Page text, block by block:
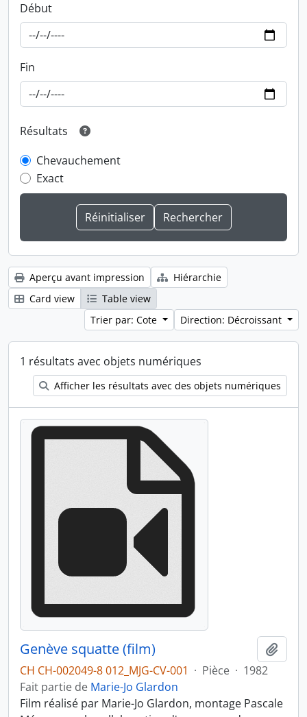
Début
Fin
Résultats
Chevauchement
Exact
Aperçu avant impression
Hiérarchie
Card view
Table view
Trier par: Cote
Direction: Décroissant
1 résultats avec objets numériques
Afficher les résultats avec des objets numériques
Genève squatte (film)
CH CH-002049-8 012_MJG-CV-001 · Pièce · 1982
Fait partie de Marie-Jo Glardon
Film réalisé par Marie-Jo Glardon, montage Pascale